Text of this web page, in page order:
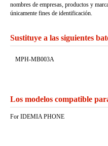
nombres de empresas, productos y
únicamente fines de identificación.
Sustituye a las siguientes
MPH-MB003A
Los modelos compatible
For IDEMIA PHONE